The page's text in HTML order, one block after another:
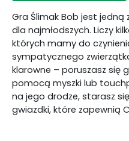
Gra Ślimak Bob jest
dla najmłodszych. Liczy
których mamy do
sympatycznego
klarowne – poruszasz się
pomocą myszki lub
na jego drodze, starasz
gwiazdki, które zapewnią